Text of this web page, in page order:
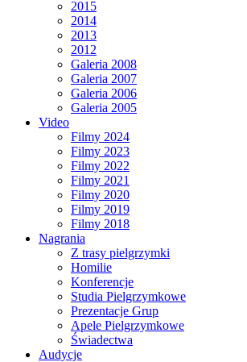
2015
2014
2013
2012
Galeria 2008
Galeria 2007
Galeria 2006
Galeria 2005
Video
Filmy 2024
Filmy 2023
Filmy 2022
Filmy 2021
Filmy 2020
Filmy 2019
Filmy 2018
Nagrania
Z trasy pielgrzymki
Homilie
Konferencje
Studia Pielgrzymkowe
Prezentacje Grup
Apele Pielgrzymkowe
Świadectwa
Audycje